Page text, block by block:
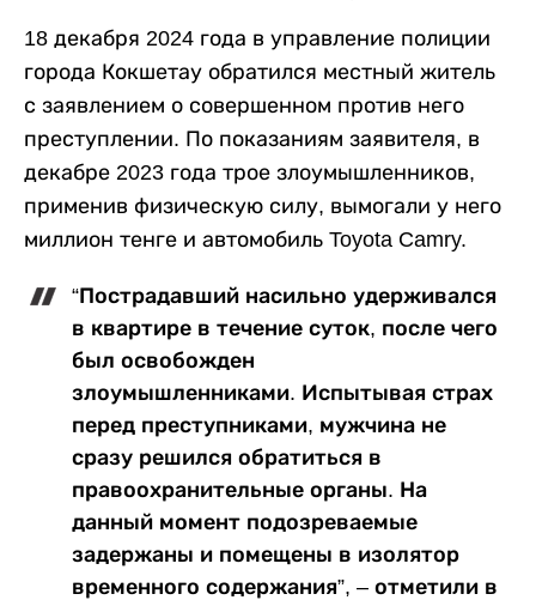
18 декабря 2024 года в управление полиции
города Кокшетау обратился местный житель
с заявлением о совершенном против него
преступлении. По показаниям заявителя, в
декабре 2023 года трое злоумышленников,
применив физическую силу, вымогали у него
миллион тенге и автомобиль Toyota Camry.
“Пострадавший насильно удерживался
в квартире в течение суток, после чего
был освобожден
злоумышленниками. Испытывая страх
перед преступниками, мужчина не
сразу решился обратиться в
правоохранительные органы. На
данный момент подозреваемые
задержаны и помещены в изолятор
временного содержания”, – отметили в